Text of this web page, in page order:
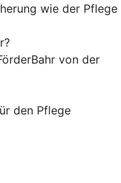
wie der Pflege
von der
den Pflege